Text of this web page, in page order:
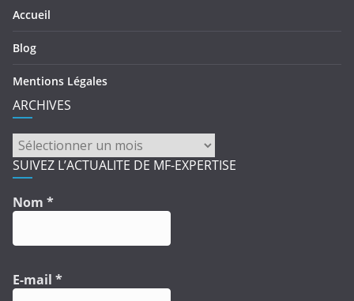
Accueil
Blog
Mentions Légales
ARCHIVES
ARCHIVES
SUIVEZ L’ACTUALITE DE MF-EXPERTISE
Nom *
E-mail *